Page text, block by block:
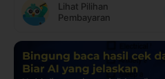
Lihat Pilihan
Pembayaran